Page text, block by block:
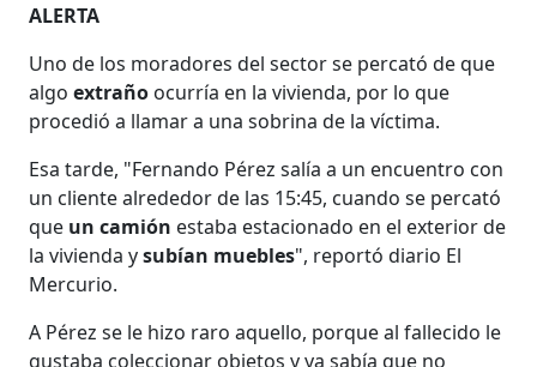
ALERTA
Uno de los moradores del sector se percató de que
algoextraño ocurría en la vivienda, por lo que
procedió a llamar a una sobrina de la víctima.
Esa tarde, "Fernando Pérez salía a un encuentro con
un cliente alrededor de las 15:45, cuando se percató
que un camión estaba estacionado en el exterior de
la vivienda ysubían muebles", reportó diario El
Mercurio.
A Pérez se le hizo raro aquello, porque al fallecido le
gustaba coleccionar objetos y ya sabía que no